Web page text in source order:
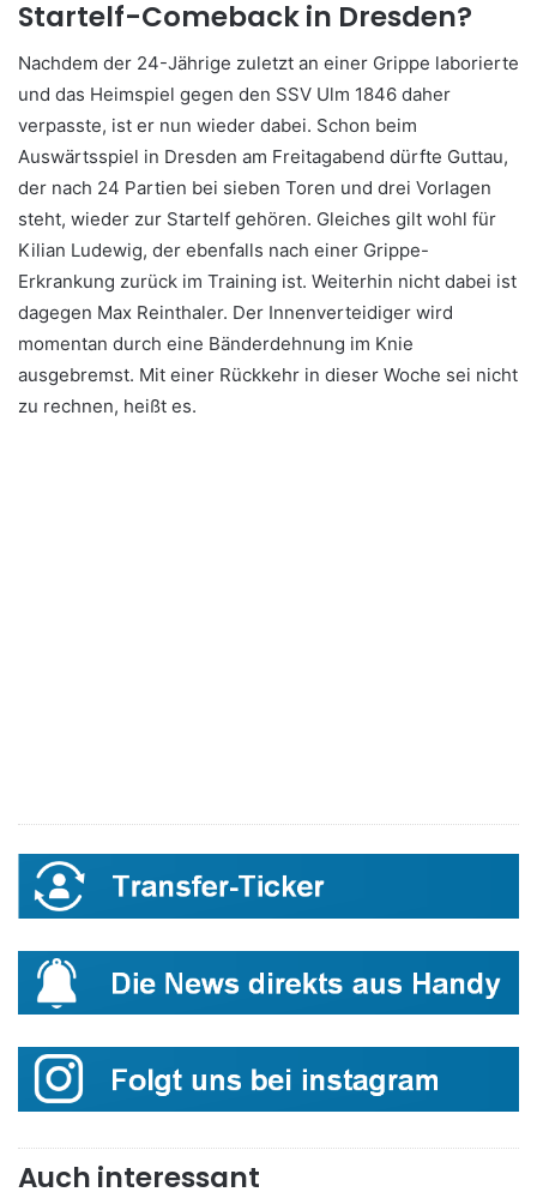
Startelf-Comeback in Dresden?
Nachdem der 24-Jährige zuletzt an einer Grippe laborierte
und das Heimspiel gegen den SSV Ulm 1846 daher
verpasste, ist er nun wieder dabei. Schon beim
Auswärtsspiel in Dresden am Freitagabend dürfte Guttau,
der nach 24 Partien bei sieben Toren und drei Vorlagen
steht, wieder zur Startelf gehören. Gleiches gilt wohl für
Kilian Ludewig, der ebenfalls nach einer Grippe-
Erkrankung zurück im Training ist. Weiterhin nicht dabei ist
dagegen Max Reinthaler. Der Innenverteidiger wird
momentan durch eine Bänderdehnung im Knie
ausgebremst. Mit einer Rückkehr in dieser Woche sei nicht
zu rechnen, heißt es.
Auch interessant